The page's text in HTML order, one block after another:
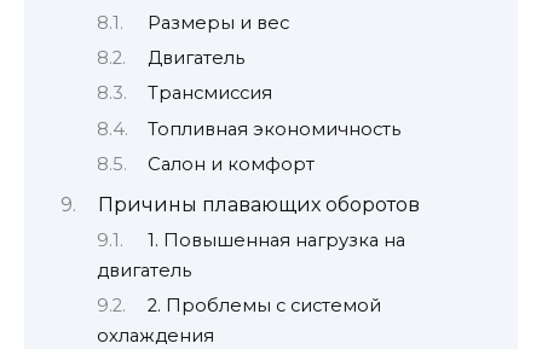
Размеры и вес
Двигатель
Трансмиссия
Топливная экономичность
Салон и комфорт
Причины плавающих оборотов
1. Повышенная нагрузка на
двигатель
2. Проблемы с системой
охлаждения